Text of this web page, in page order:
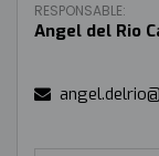
RESPONSABLE:
Angel del Rio